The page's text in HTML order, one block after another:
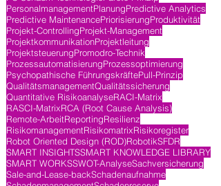
PersonalmanagementPlanungPredictive Analytics
Predictive MaintenancePriorisierungProduktivität
Projekt-ControllingProjekt-Management
ProjektkommunikationProjektleitung
ProjektsteuerungPromodro-Technik
ProzessautomatisierungProzessoptimierung
Psychopathische FührungskräftePull-Prinzip
QualitätsmanagementQualitätssicherung
Quantitative RisikoanalyseRACI-Matrix
RASCI-MatrixRCA (Root Cause Analysis)
Remote-ArbeitReportingResilienz
RisikomanagementRisikomatrixRisikoregister
Robot Oriented Design (ROD)RobotikSFDR
SMART INSIGHTSSMART KNOWLEDGE LIBRARY
SMART WORKSSWOT-AnalyseSachversicherung
Sale-and-Lease-backSchadenaufnahme